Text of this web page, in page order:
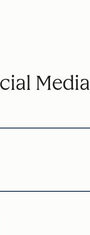
Media